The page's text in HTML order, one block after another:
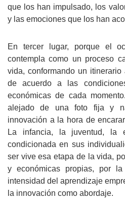
que los han impulsado, los
y las emociones que los han
En tercer lugar, porque el
contempla como un proceso
vida, conformando un
de acuerdo a las
económicas de cada
alejado de una foto fija y
innovación a la hora de
La infancia, la juventud, la
condicionada en sus
ser vive esa etapa de la vida,
y económicas propias, por
intensidad del aprendizaje
la innovación como abordaje.